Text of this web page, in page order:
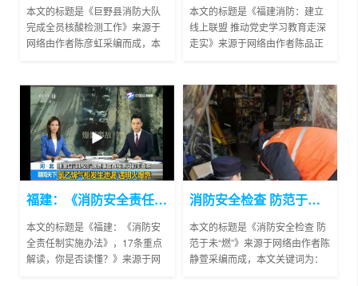
本文的标题是《巨野县消防大队
完成全员核酸检测工作》来源于
网络由作者陈彦虹采编而成，本
千清 通讯员 王艳8月2日...
本文的标题是《福建消防：建立
线上联盟 推动党史学习教育走深
走实》来源于网络由作者陈品正
三明市消防救援支队发起...
福建：《消防安全责任制实施办法》，17条重点解读，你是否读懂？
本文的标题是《福建：《消防安
全责任制实施办法》，17条重点
解读，你是否读懂？》来源于网
消防安全检查 防范于未“燃”
本文的标题是《消防安全检查 防
范于未“燃”》来源于网络由作者陈
静萱采编而成，本文关键词为：